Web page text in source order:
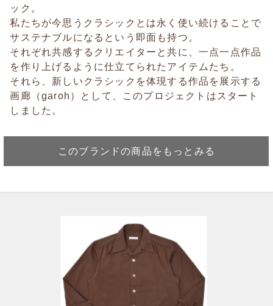
ック。
私たちが今思うクラシックとは永く使い続けることで
サステナブルになるという即面も持つ。
それぞれ共感するクリエイターと共に、一点一点作品
を作り上げるように仕立てられたアイテムたち。
それら、新しいクラシックを体現する作品を展示する
画廊（garoh）として、このプロジェクトはスタート
しました。
このブランドの商品をもっとみる